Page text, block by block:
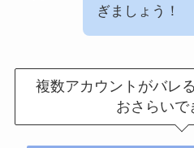
ぎましょう！
複数アカウントがバレ
おさらいで